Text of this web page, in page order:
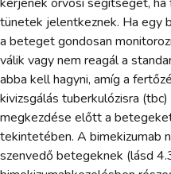
tünetek jelentkeznek. Ha egy
a beteget gondosan
válik vagy nem reagál a
abba kell hagyni, amíg a
kivizsgálás tuberkulózisra
megkezdése előtt a
tekintetében. A bimekizumab
szenvedő betegeknek (lásd